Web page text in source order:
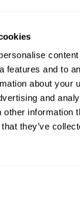
features and to
about your
and
information
they’ve